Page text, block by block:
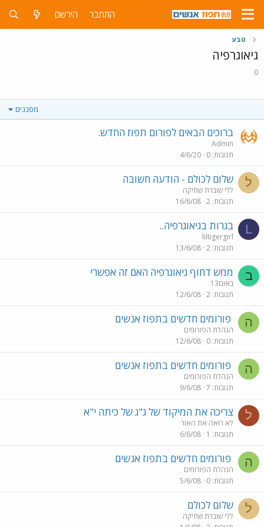
התחבר הירשם
טבע
גיאוגרפיה
0
מסננים
ברוכים הבאים לפורום תפוז החדש.
Admin
תגובות 0
4/6/20
ל שלום לכולם - הודעה חשובה
ללי שוברת שתיקה
תגובות 2
16/6/08
L בגרות בגיאוגרפיה..
liltigergirl
תגובות 2
13/6/08
ב ממש דחוף גיאוגרפיה האם זה אפשרי
באום13
תגובות 2
12/6/08
ה פורומים חדשים בתפוז אנשים
הנהלת הפורומים
תגובות 0
12/6/08
ה פורומים חדשים בתפוז אנשים
הנהלת הפורומים
תגובות 7
9/6/08
ל צריכה את המיקוד של ג"ג של כיתה י"א
לא רואה את האור
תגובות 1
6/6/08
ה פורומים חדשים בתפוז אנשים
הנהלת הפורומים
תגובות 0
5/6/08
ל שלום לכולם
ללי שוברת שתיקה